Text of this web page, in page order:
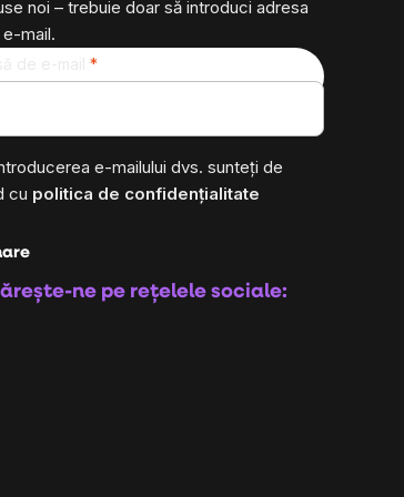
noi – trebuie doar să introduci adresa
mail.
de e-mail
e-mailului dvs. sunteți de
cu politica de confidențialitate
ne pe rețelele sociale: